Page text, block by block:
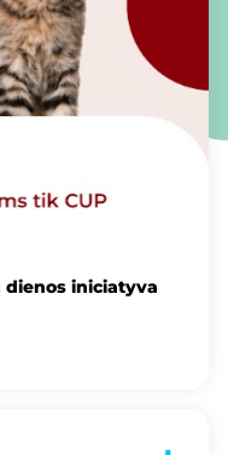
dienos iniciatyva